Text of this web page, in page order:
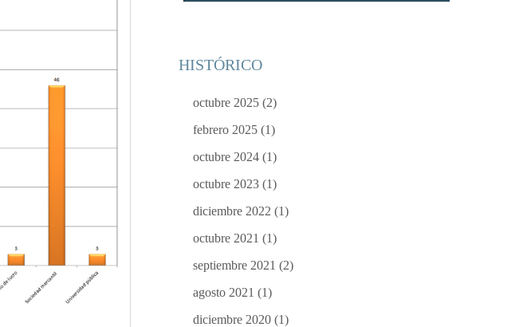
HISTÓRICO
octubre 2025 (2)
febrero 2025 (1)
octubre 2024 (1)
octubre 2023 (1)
diciembre 2022 (1)
octubre 2021 (1)
septiembre 2021 (2)
agosto 2021 (1)
diciembre 2020 (1)